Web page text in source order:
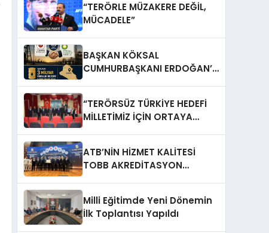
“TERÖRLE MÜZAKERE DEĞİL,
MÜCADELE”
BAŞKAN KÖKSAL
CUMHURBAŞKANI ERDOĞAN’A
“TERÖRSÜZ TÜRKİYE HEDEFİ
MİLLETİMİZ İÇİN ORTAYA
ATB’NİN HİZMET KALİTESİ
TOBB AKREDİTASYON
Milli Eğitimde Yeni Dönemin
İlk Toplantısı Yapıldı